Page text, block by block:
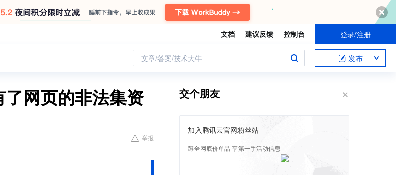
文档 建议反馈 控制台 登录/注册
文章/答案/技术大牛 发布
网页的非法集资
举报
交个朋友
加入腾讯云官网粉丝站
蹲全网底价单品 享第一手活动信息